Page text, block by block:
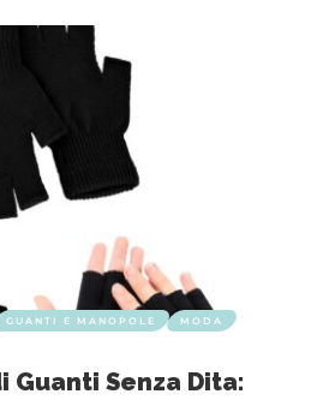
GUANTI E MANOPOLE
MODA
Guanti Senza Dita: